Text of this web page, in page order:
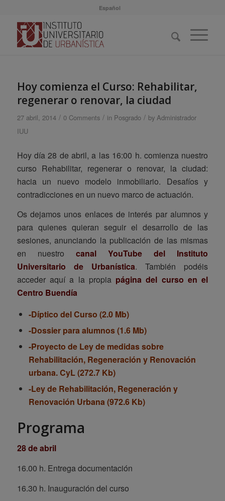
Español
Hoy comienza el Curso: Rehabilitar,
regenerar o renovar, la ciudad
27 abril, 2014 / 0 Comments / in Posgrado / by Administrador
IUU
Hoy día 28 de abril, a las 16:00 h. comienza nuestro
curso Rehabilitar, regenerar o renovar, la ciudad:
hacia un nuevo modelo inmobiliario. Desafíos y
contradicciones en un nuevo marco de actuación.
Os dejamos unos enlaces de interés par alumnos y
para quienes quieran seguir el desarrollo de las
sesiones, anunciando la publicación de las mismas
en nuestro canal YouTube del Instituto
Universitario de Urbanística. También podéis
acceder aquí a la propia página del curso en el
Centro Buendía
-Díptico del Curso (2.0 Mb)
-Dossier para alumnos (1.6 Mb)
-Proyecto de Ley de medidas sobre
Rehabilitación, Regeneración y Renovación
urbana. CyL (272.7 Kb)
-Ley de Rehabilitación, Regeneración y
Renovación Urbana (972.6 Kb)
Programa
28 de abril
16.00 h. Entrega documentación
16.30 h. Inauguración del curso